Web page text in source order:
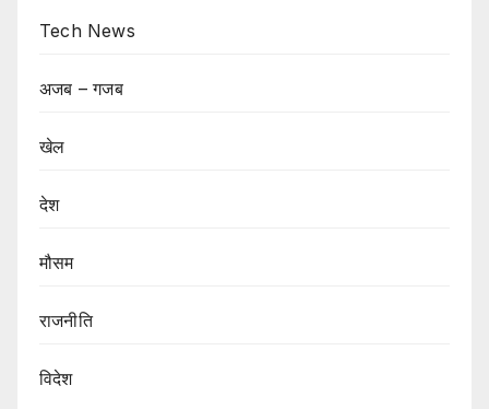
Tech News
अजब – गजब
खेल
देश
मौसम
राजनीति
विदेश